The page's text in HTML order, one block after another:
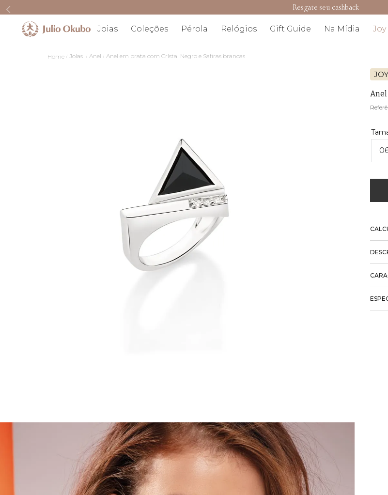
Joias Coleções Pérola Relógios Gift Guide Na Mídia Joy
Joias Anel Anel em prata com Cristal Negro e Safiras brancas